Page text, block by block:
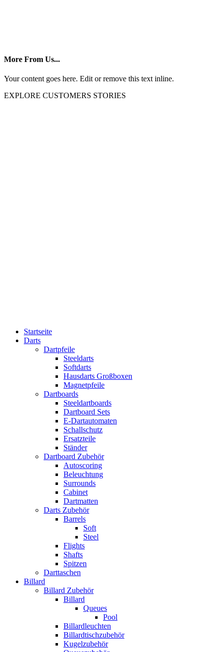
More From Us...
Your content goes here. Edit or remove this text inline.
EXPLORE CUSTOMERS STORIES
Startseite
Darts
Dartpfeile
Steeldarts
Softdarts
Hausdarts Großboxen
Magnetpfeile
Dartboards
Steeldartboards
Dartboard Sets
E-Dartautomaten
Schallschutz
Ersatzteile
Ständer
Dartboard Zubehör
Autoscoring
Beleuchtung
Surrounds
Cabinet
Dartmatten
Darts Zubehör
Barrels
Soft
Steel
Flights
Shafts
Spitzen
Darttaschen
Billard
Billard Zubehör
Billard
Queues
Pool
Billardleuchten
Billardtischzubehör
Kugelzubehör